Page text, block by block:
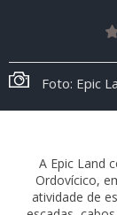
Foto: Epic
A Epic Land
Ordovícico,
atividade de